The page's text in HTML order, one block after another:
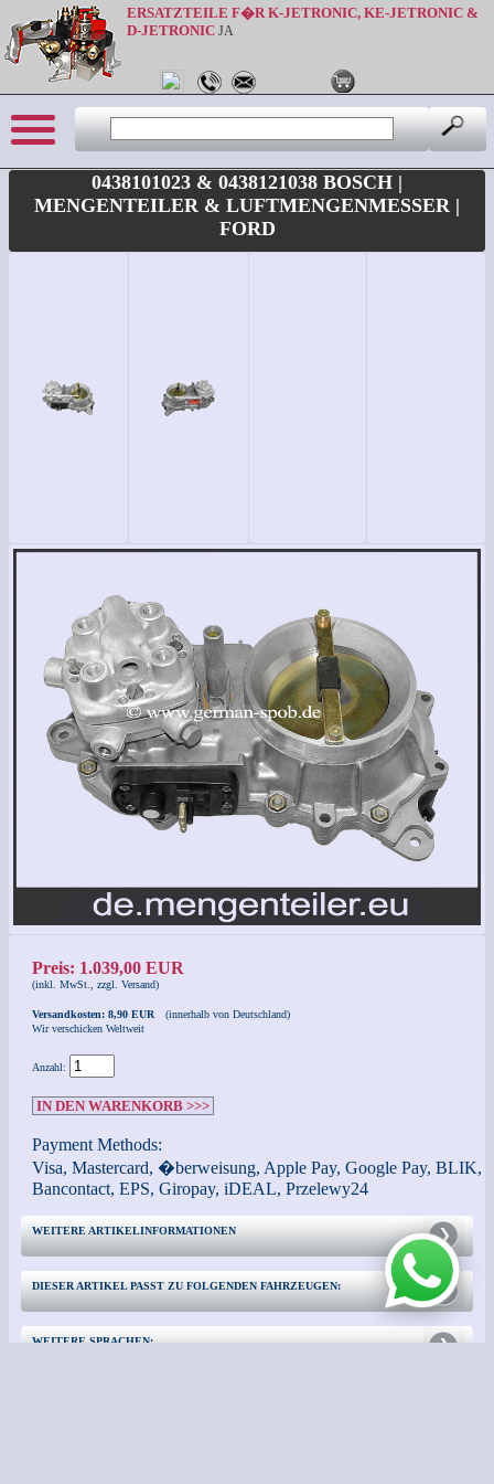
ERSATZTEILE F�R K-JETRONIC, KE-JETRONIC &
D-JETRONIC JA
0438101023 & 0438121038 BOSCH |
MENGENTEILER & LUFTMENGENMESSER |
FORD
Preis: 1.039,00 EUR
(inkl. MwSt., zzgl. Versand)
Versandkosten: 8,90 EUR
(innerhalb von Deutschland)
Wir verschicken Weltweit
Anzahl:
IN DEN WARENKORB >>>
Payment Methods:
Visa, Mastercard, �berweisung, Apple Pay, Google Pay, BLIK,
Bancontact, EPS, Giropay, iDEAL, Przelewy24
WEITERE ARTIKELINFORMATIONEN
DIESER ARTIKEL PASST ZU FOLGENDEN FAHRZEUGEN:
WEITERE SPRACHEN: